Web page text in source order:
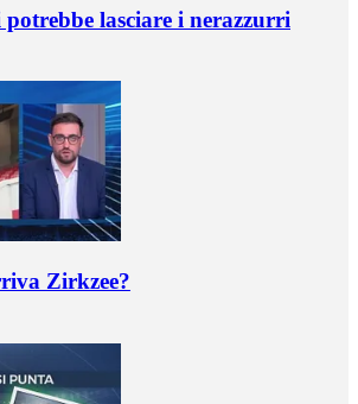
lasciare i nerazzurri
Zirkzee?